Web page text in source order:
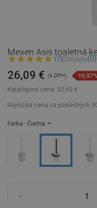
Mexen Asis toaletná
(7) Otázky(0)
Katalógová cena: 32,60 €
26,09 € (s DPH)
Najnižšia cena za posledných
Farba - Čierna
-